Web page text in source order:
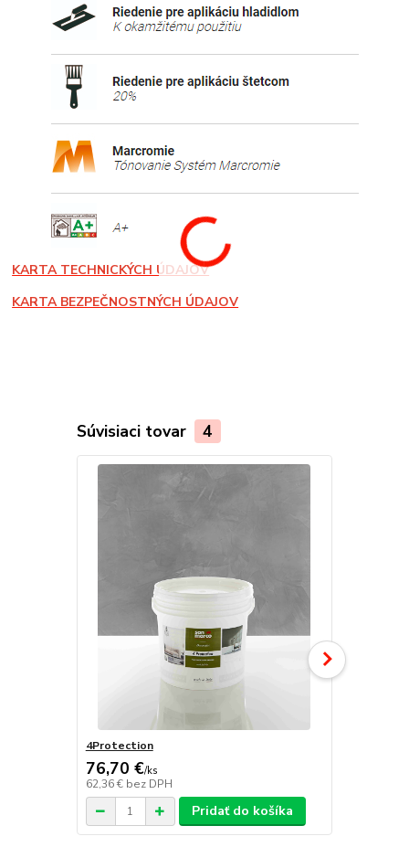
KARTA TECHNICKÝCH ÚDAJOV
KARTA BEZPEČNOSTNÝCH ÚDAJOV
Súvisiaci tovar 4
4Protection
76,70 €/ks
62,36 € bez DPH
Pridať do košíka